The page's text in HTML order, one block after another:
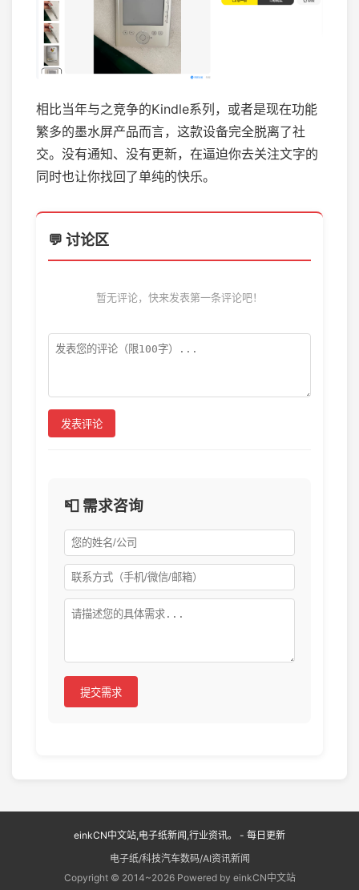
相比当年与之竞争的Kindle系列，或者是现在功能
繁多的墨水屏产品而言，这款设备完全脱离了社
交。没有通知、没有更新，在逼迫你去关注文字的
同时也让你找回了单纯的快乐。
💬 讨论区
暂无评论，快来发表第一条评论吧！
发表评论
📮 需求咨询
提交需求
einkCN中文站,电子纸新闻,行业资讯。 - 每日更新
电子纸/科技汽车数码/AI资讯新闻
Copyright © 2014~2026 Powered by einkCN中文站